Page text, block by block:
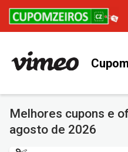
Melhores cupons e
agosto de 2026